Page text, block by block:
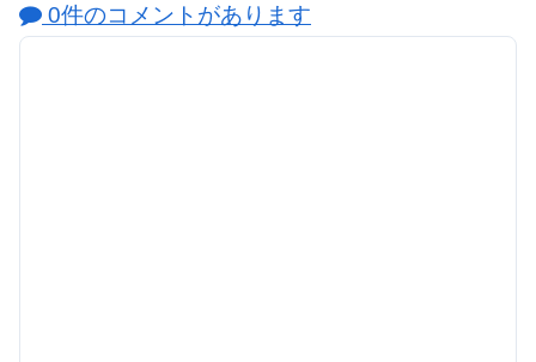
0件のコメントがあります